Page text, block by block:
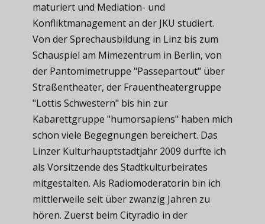
maturiert und Mediation- und
Konfliktmanagement an der JKU studiert.
Von der Sprechausbildung in Linz bis zum
Schauspiel am Mimezentrum in Berlin, von
der Pantomimetruppe "Passepartout" über
Straßentheater, der Frauentheatergruppe
"Lottis Schwestern" bis hin zur
Kabarettgruppe "humorsapiens" haben mich
schon viele Begegnungen bereichert. Das
Linzer Kulturhauptstadtjahr 2009 durfte ich
als Vorsitzende des Stadtkulturbeirates
mitgestalten. Als Radiomoderatorin bin ich
mittlerweile seit über zwanzig Jahren zu
hören. Zuerst beim Cityradio in der